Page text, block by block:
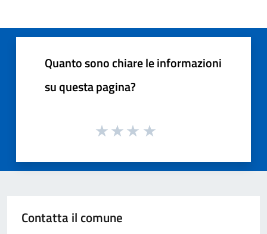
Quanto sono chiare le informazioni
su questa pagina?
Contatta il comune